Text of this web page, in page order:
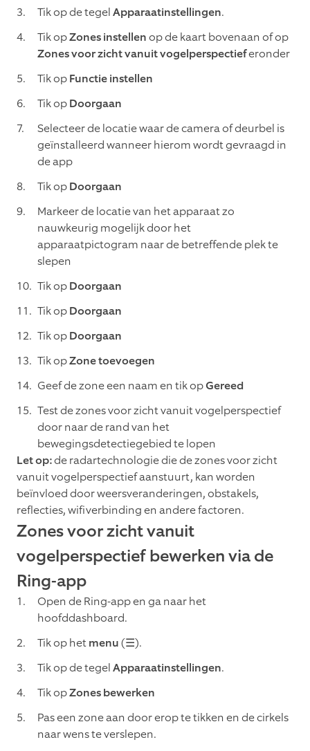
Tik op de tegelApparaatinstellingen.
Tik opZones instellenop de kaart bovenaan of op
Zones voor zicht vanuit vogelperspectieferonder
Tik opFunctie instellen
Tik opDoorgaan
Selecteer de locatie waar de camera of deurbel is
geïnstalleerd wanneer hierom wordt gevraagd in
de app
Tik opDoorgaan
Markeer de locatie van het apparaat zo
nauwkeurig mogelijk door het
apparaatpictogram naar de betreffende plek te
slepen
Tik opDoorgaan
Tik opDoorgaan
Tik opDoorgaan
Tik opZone toevoegen
Geef de zone een naam en tik opGereed
Test de zones voor zicht vanuit vogelperspectief
door naar de rand van het
bewegingsdetectiegebied te lopen
Let op:de radartechnologie die de zones voor zicht
vanuit vogelperspectief aanstuurt, kan worden
beïnvloed door weersveranderingen, obstakels,
reflecties, wifiverbinding en andere factoren.
Zones voor zicht vanuit
vogelperspectief bewerken via de
Ring-app
Open de Ring-app en ga naar het
hoofddashboard.
Tik op hetmenu(☰).
Tik op de tegelApparaatinstellingen.
Tik opZones bewerken
Pas een zone aan door erop te tikken en de cirkels
naar wens te verslepen.